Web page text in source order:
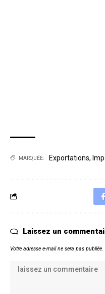
MARQUÉE: Exportations,
Laissez un
Votre adresse e-mail ne sera pas publiée.